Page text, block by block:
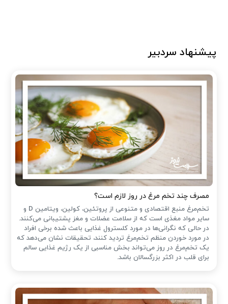
پیشنهاد سردبیر
مصرف چند تخم مرغ در روز لازم است؟
تخم‌مرغ منبع اقتصادی و متنوعی از پروتئین، کولین، ویتامین D و
سایر مواد مغذی است که از سلامت عضلات و مغز پشتیبانی می‌کنند.
در حالی که نگرانی‌ها در مورد کلسترول غذایی باعث شده ‌برخی افراد
در مورد خوردن منظم تخم‌مرغ تردید کنند، تحقیقات نشان می‌دهد که
یک تخم‌مرغ در روز می‌تواند بخش مناسبی از یک رژیم غذایی سالم
برای قلب در اکثر بزرگسالان باشد.